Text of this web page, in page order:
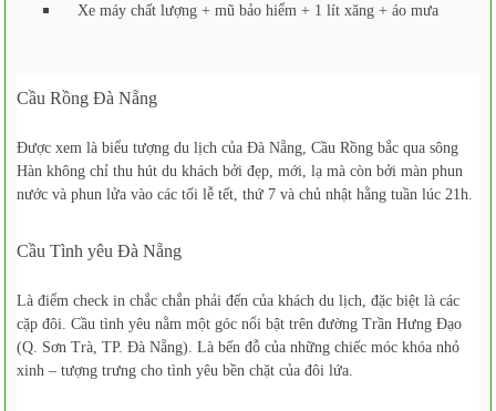
Xe máy chất lượng + mũ bảo hiểm + 1 lít xăng + áo mưa
Cầu Rồng Đà Nẵng
Được xem là biểu tượng du lịch của Đà Nẵng, Cầu Rồng bắc qua sông
Hàn không chỉ thu hút du khách bởi đẹp, mới, lạ mà còn bởi màn phun
nước và phun lửa vào các tối lễ tết, thứ 7 và chủ nhật hằng tuần lúc 21h.
Cầu Tình yêu Đà Nẵng
Là điểm check in chắc chắn phải đến của khách du lịch, đặc biệt là các
cặp đôi. Cầu tình yêu nằm một góc nổi bật trên đường Trần Hưng Đạo
(Q. Sơn Trà, TP. Đà Nẵng). Là bến đỗ của những chiếc móc khóa nhỏ
xinh – tượng trưng cho tình yêu bền chặt của đôi lứa.